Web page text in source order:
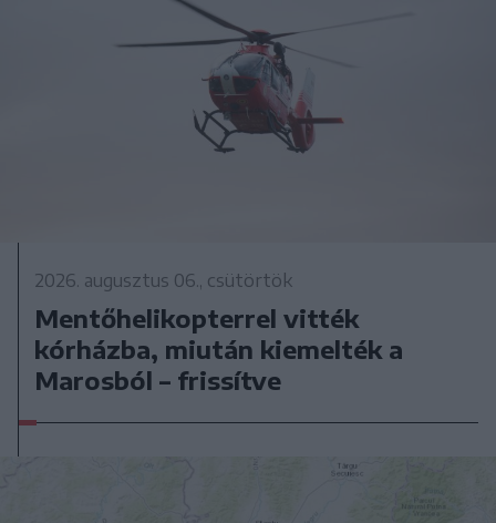
2026. augusztus 06., csütörtök
Mentőhelikopterrel vitték
kórházba, miután kiemelték a
Marosból – frissítve